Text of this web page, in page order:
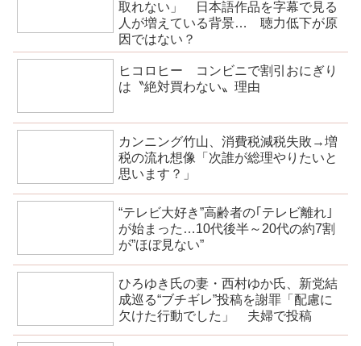
取れない」 日本語作品を字幕で見る
人が増えている背景… 聴力低下が原
因ではない？
ヒコロヒー コンビニで割引おにぎり
は〝絶対買わない〟理由
カンニング竹山、消費税減税失敗→増
税の流れ想像「次誰が総理やりたいと
思います？」
“テレビ大好き”高齢者の｢テレビ離れ｣
が始まった…10代後半～20代の約7割
が”ほぼ見ない”
ひろゆき氏の妻・西村ゆか氏、新党結
成巡る“ブチギレ”投稿を謝罪「配慮に
欠けた行動でした」 夫婦で投稿